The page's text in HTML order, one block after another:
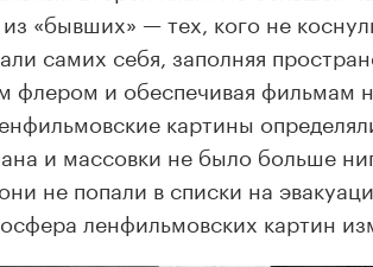
«бывших» — тех, кого не
самих себя, заполняя
флером и обеспечивая фильмам
картины
и массовки не было больше
не попали в списки на
ленфильмовских картин